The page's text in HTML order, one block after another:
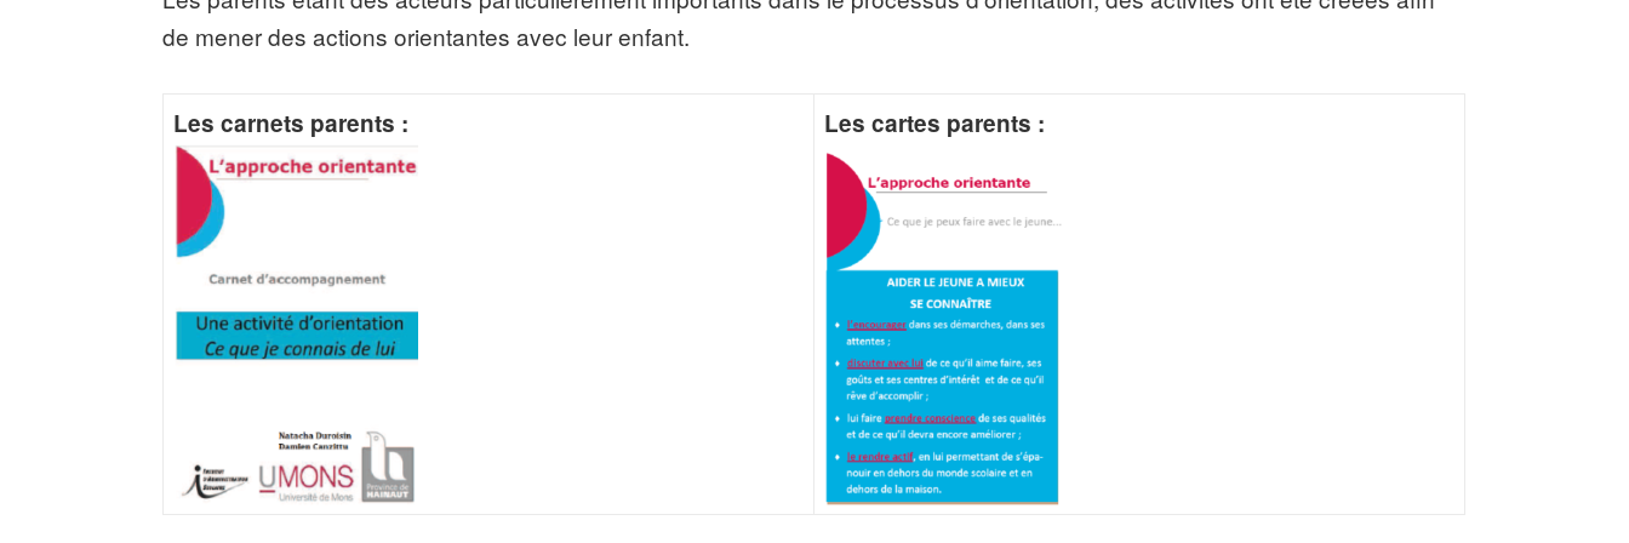
de mener des actions orientantes avec leur enfant.
Les carnets parents : Les cartes parents :